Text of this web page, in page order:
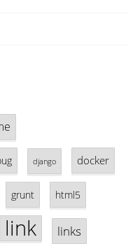
django docker
grunt html5
link links